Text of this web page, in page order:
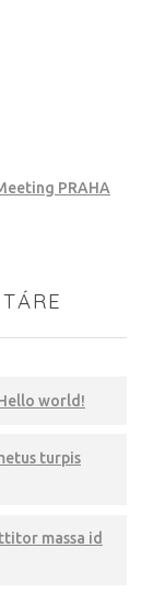
PRAHA
world!
turpis
massa id